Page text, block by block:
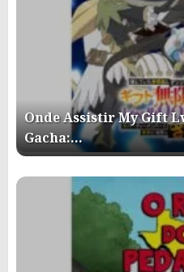
Onde Assistir My Gift
Gacha:…